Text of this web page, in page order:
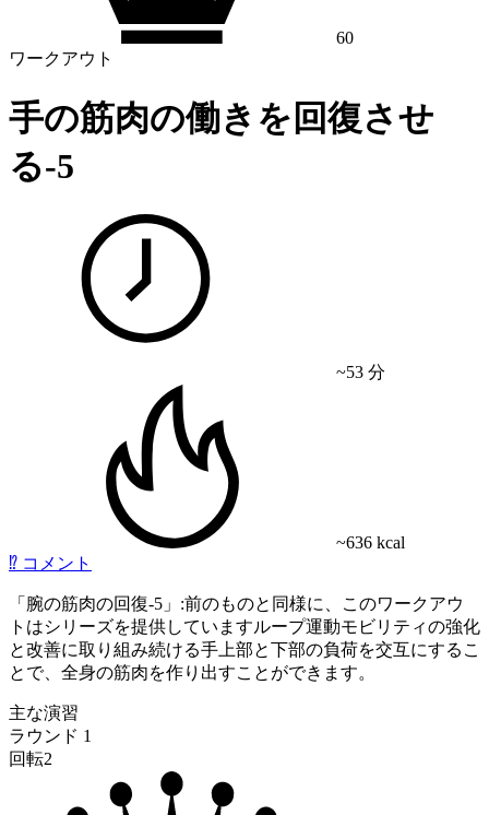
60
ワークアウト
手の筋肉の働きを回復させ
る-5
~53 分
~636 kcal
⁉️ コメント
「腕の筋肉の回復-5」:前のものと同様に、このワークアウ
トはシリーズを提供していますループ運動モビリティの強化
と改善に取り組み続ける手上部と下部の負荷を交互にするこ
とで、全身の筋肉を作り出すことができます。
主な演習
ラウンド 1
回転2